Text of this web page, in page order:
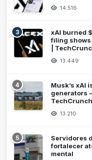
14.516
3
xAI burned
filing shows
|
13.449
4
Musk’s xAI
generators
TechCrunch
13.210
5
Servidores
fortalecer
mental